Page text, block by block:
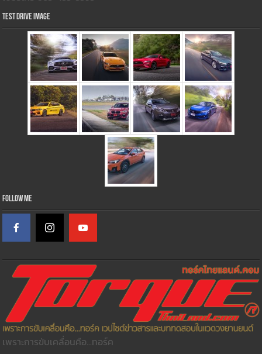
Test Drive Image
Follow Me
เพราะการขับเคลื่อนคือ...ทอร์ค